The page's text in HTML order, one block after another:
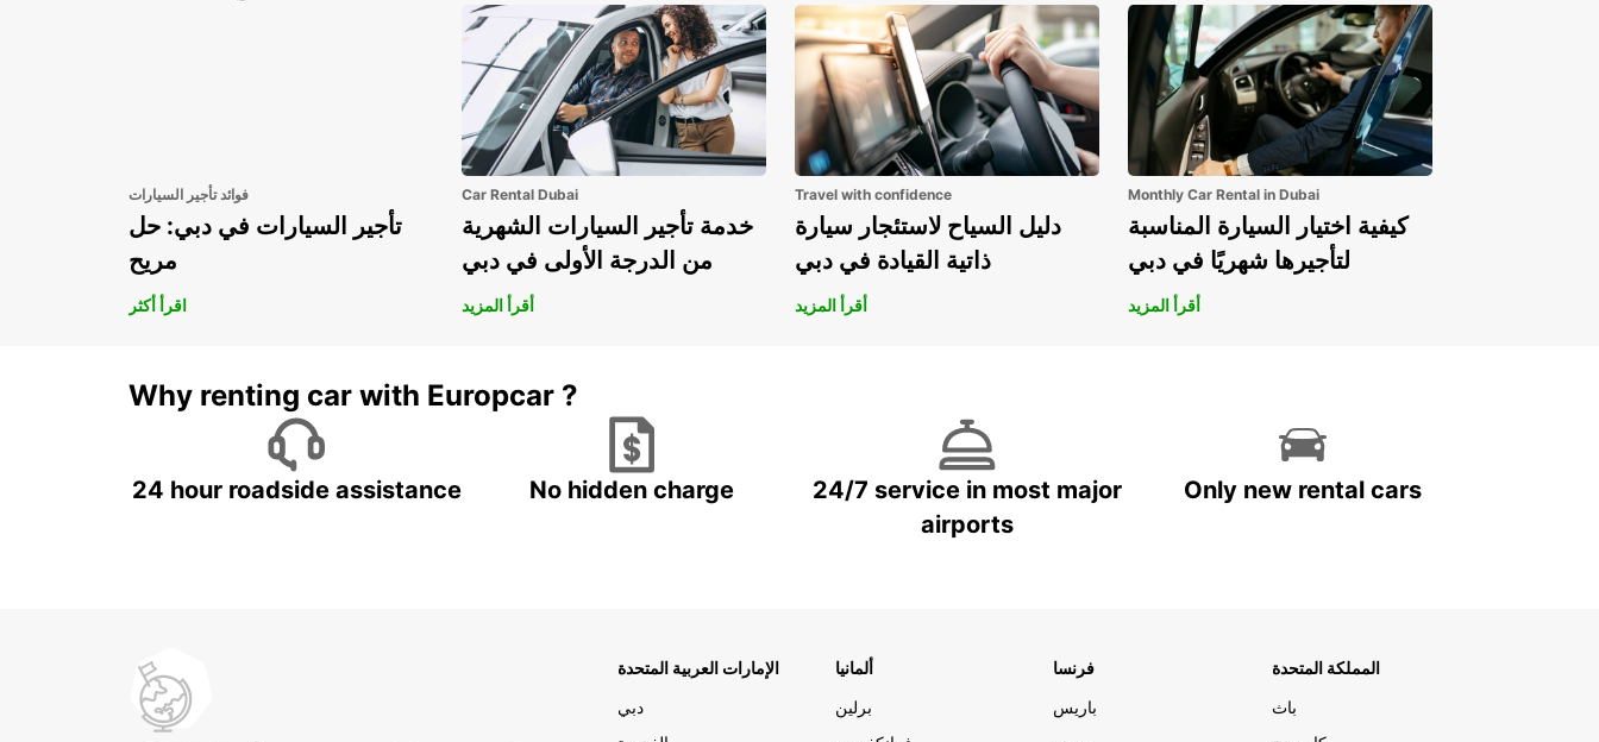
فوائد تأجير السيارات
تأجير السيارات في دبي: حل
مريح
اقرأ أكثر
Car Rental Dubai
خدمة تأجير السيارات الشهرية
من الدرجة الأولى في دبي
أقرأ المزيد
Travel with confidence
دليل السياح لاستئجار سيارة
ذاتية القيادة في دبي
أقرأ المزيد
Monthly Car Rental in Dubai
كيفية اختيار السيارة المناسبة
لتأجيرها شهريًا في دبي
أقرأ المزيد
Why renting car with Europcar ?
24 hour roadside assistance No hidden charge
24/7 service in most major
airports
Only new rental cars
الإمارات العربية المتحدة
دبي
ألمانيا
برلين
فرنسا
باريس
المملكة المتحدة
باث